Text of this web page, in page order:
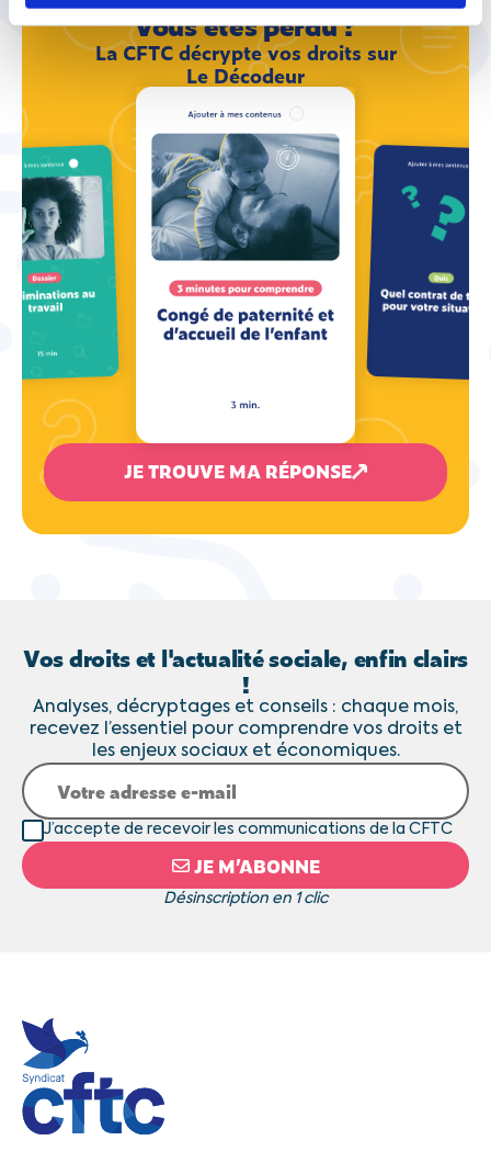
Vous êtes perdu ?
La CFTC décrypte vos droits sur
Le Décodeur
JE TROUVE MA RÉPONSE
Vos droits et l'actualité sociale, enfin clairs
!
Analyses, décryptages et conseils : chaque mois,
recevez l’essentiel pour comprendre vos droits et
les enjeux sociaux et économiques.
JE M’ABONNE
Désinscription en 1 clic
J’accepte de recevoir les communications de la CFTC